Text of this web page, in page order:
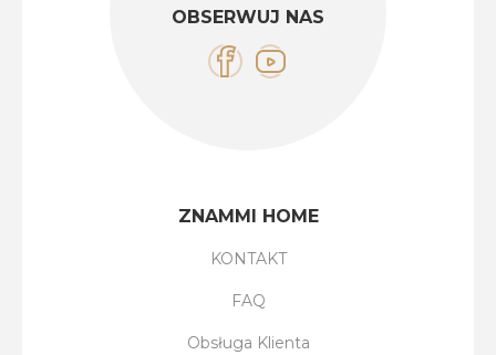
OBSERWUJ NAS
ZNAMMI HOME
KONTAKT
FAQ
Obsługa Klienta